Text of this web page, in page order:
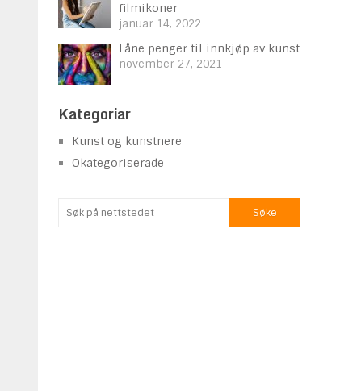
filmikoner
januar 14, 2022
Låne penger til innkjøp av kunst
november 27, 2021
Kategoriar
Kunst og kunstnere
Okategoriserade